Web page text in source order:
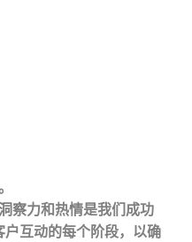
察力和热情是我们成功
户互动的每个阶段，以确